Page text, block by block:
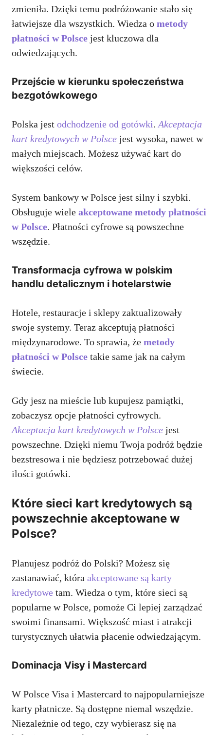
zmieniła. Dzięki temu podróżowanie stało się
łatwiejsze dla wszystkich. Wiedza o metody
płatności w Polsce jest kluczowa dla
odwiedzających.
Przejście w kierunku społeczeństwa
bezgotówkowego
Polska jest odchodzenie od gotówki. Akceptacja
kart kredytowych w Polsce jest wysoka, nawet w
małych miejscach. Możesz używać kart do
większości celów.
System bankowy w Polsce jest silny i szybki.
Obsługuje wiele akceptowane metody płatności
w Polsce. Płatności cyfrowe są powszechne
wszędzie.
Transformacja cyfrowa w polskim
handlu detalicznym i hotelarstwie
Hotele, restauracje i sklepy zaktualizowały
swoje systemy. Teraz akceptują płatności
międzynarodowe. To sprawia, że metody
płatności w Polsce takie same jak na całym
świecie.
Gdy jesz na mieście lub kupujesz pamiątki,
zobaczysz opcje płatności cyfrowych.
Akceptacja kart kredytowych w Polsce jest
powszechne. Dzięki niemu Twoja podróż będzie
bezstresowa i nie będziesz potrzebować dużej
ilości gotówki.
Które sieci kart kredytowych są
powszechnie akceptowane w
Polsce?
Planujesz podróż do Polski? Możesz się
zastanawiać, która akceptowane są karty
kredytowe tam. Wiedza o tym, które sieci są
popularne w Polsce, pomoże Ci lepiej zarządzać
swoimi finansami. Większość miast i atrakcji
turystycznych ułatwia płacenie odwiedzającym.
Dominacja Visy i Mastercard
W Polsce Visa i Mastercard to najpopularniejsze
karty płatnicze. Są dostępne niemal wszędzie.
Niezależnie od tego, czy wybierasz się na